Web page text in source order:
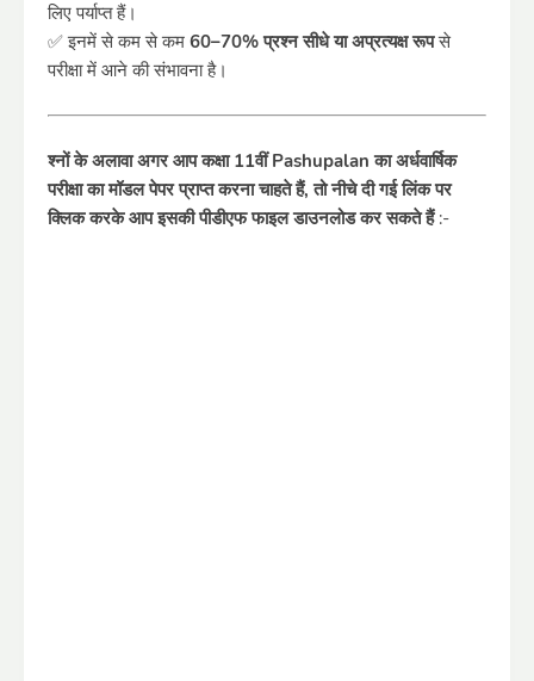
लिए पर्याप्त हैं।
✅ इनमें से कम से कम 60–70% प्रश्न सीधे या अप्रत्यक्ष रूपसे
परीक्षा में आने की संभावना है।
श्नों के अलावा अगर आप कक्षा 11वीं Pashupalan का अर्धवार्षिक
परीक्षा का मॉडल पेपर प्राप्त करना चाहते हैं, तो नीचे दी गई लिंक पर
क्लिक करके आप इसकी पीडीएफ फाइल डाउनलोड कर सकते हैं:-